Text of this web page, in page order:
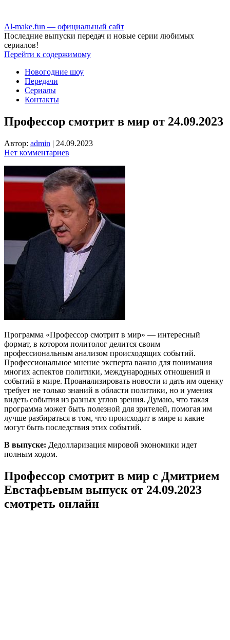
Аl-make.fun — официальный сайт
Последние выпуски передач и новые серии любимых
сериалов!
Перейти к содержимому
Новогодние шоу
Передачи
Сериалы
Контакты
Профессор смотрит в мир от 24.09.2023
Автор: admin | 24.09.2023
Нет комментариев
Программа «Профессор смотрит в мир» — интересный
формат, в котором политолог делится своим
профессиональным анализом происходящих событий.
Профессиональное мнение эксперта важно для понимания
многих аспектов политики, международных отношений и
событий в мире. Проанализировать новости и дать им оценку
требует не только знаний в области политики, но и умения
видеть события из разных углов зрения. Думаю, что такая
программа может быть полезной для зрителей, помогая им
лучше разбираться в том, что происходит в мире и какие
могут быть последствия этих событий.
В выпуске: Дедолларизация мировой экономики идет
полным ходом.
Профессор смотрит в мир с Дмитрием
Евстафьевым выпуск от 24.09.2023
смотреть онлайн